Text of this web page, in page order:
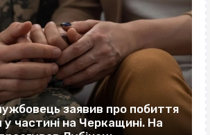
заявив про побиття
частині на Черкащині. На